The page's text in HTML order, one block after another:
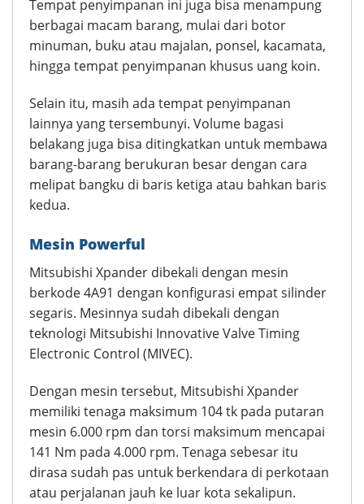
Tempat penyimpanan ini juga bisa menampung
berbagai macam barang, mulai dari botor
minuman, buku atau majalan, ponsel, kacamata,
hingga tempat penyimpanan khusus uang koin.
Selain itu, masih ada tempat penyimpanan
lainnya yang tersembunyi. Volume bagasi
belakang juga bisa ditingkatkan untuk membawa
barang-barang berukuran besar dengan cara
melipat bangku di baris ketiga atau bahkan baris
kedua.
Mesin Powerful
Mitsubishi Xpander dibekali dengan mesin
berkode 4A91 dengan konfigurasi empat silinder
segaris. Mesinnya sudah dibekali dengan
teknologi Mitsubishi Innovative Valve Timing
Electronic Control (MIVEC).
Dengan mesin tersebut, Mitsubishi Xpander
memiliki tenaga maksimum 104 tk pada putaran
mesin 6.000 rpm dan torsi maksimum mencapai
141 Nm pada 4.000 rpm. Tenaga sebesar itu
dirasa sudah pas untuk berkendara di perkotaan
atau perjalanan jauh ke luar kota sekalipun.